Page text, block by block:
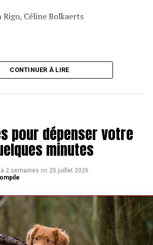
Rigo, Céline Bolkaerts
CONTINUER À LIRE
pour dépenser votre
minutes
a 2 semaines on 25 juillet 2026